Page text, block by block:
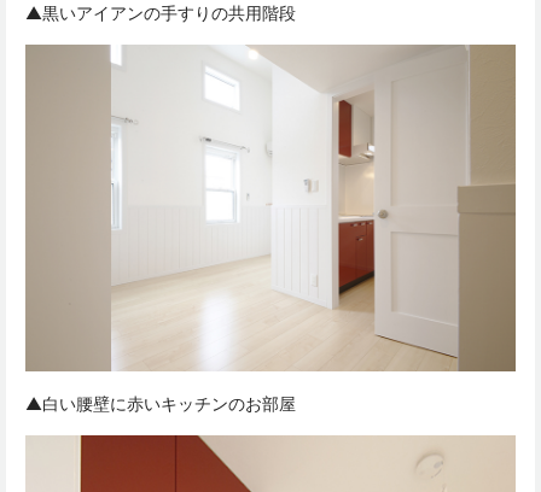
▲黒いアイアンの手すりの共用階段
▲白い腰壁に赤いキッチンのお部屋